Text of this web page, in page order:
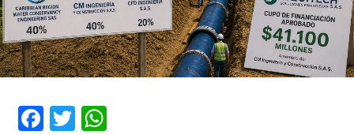
Facebook
TwitterWhatsApp